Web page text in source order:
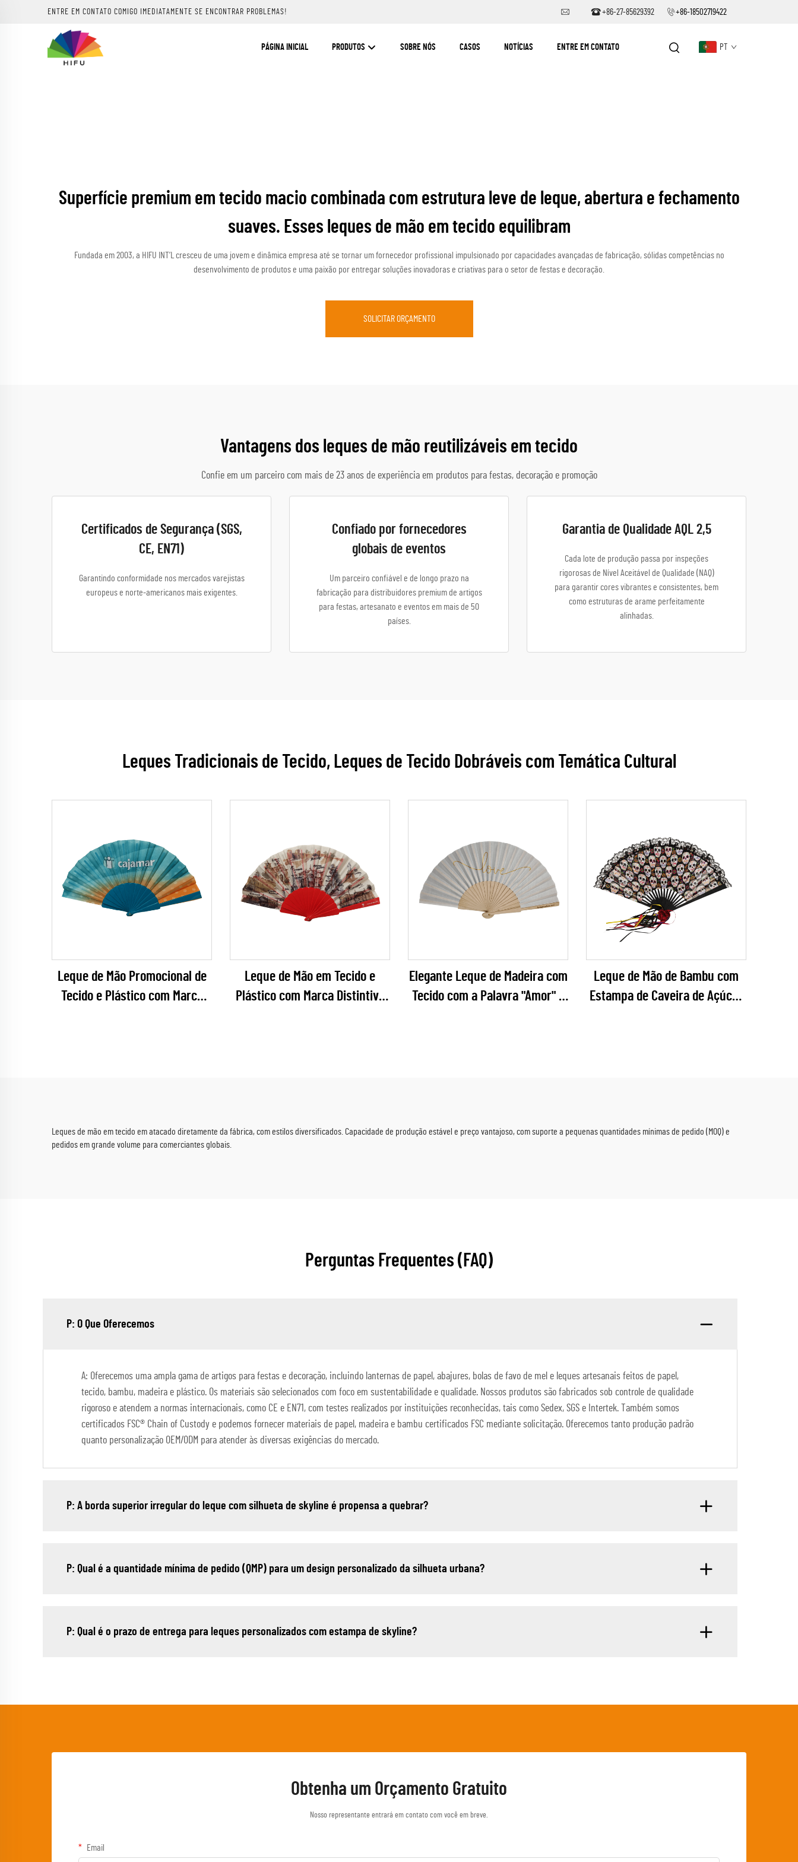
ENTRE EM CONTATO COMIGO IMEDIATAMENTE SE ENCONTRAR PROBLEMAS! +86-27-85629392 +86-18502719422
PÁGINA INICIAL PRODUTOS SOBRE NÓS CASOS NOTÍCIAS ENTRE EM CONTATO PT
Superfície premium em tecido macio combinada com estrutura leve de leque, abertura e fechamento
suaves. Esses leques de mão em tecido equilibram
Fundada em 2003, a HIFU INT’L cresceu de uma jovem e dinâmica empresa até se tornar um fornecedor profissional impulsionado por capacidades avançadas de fabricação, sólidas competências no
desenvolvimento de produtos e uma paixão por entregar soluções inovadoras e criativas para o setor de festas e decoração.
SOLICITAR ORÇAMENTO
Vantagens dos leques de mão reutilizáveis em tecido
Confie em um parceiro com mais de 23 anos de experiência em produtos para festas, decoração e promoção
Certificados de Segurança (SGS,
CE, EN71)
Garantindo conformidade nos mercados varejistas
europeus e norte-americanos mais exigentes.
Confiado por fornecedores
globais de eventos
Um parceiro confiável e de longo prazo na
fabricação para distribuidores premium de artigos
para festas, artesanato e eventos em mais de 50
países.
Garantia de Qualidade AQL 2,5
Cada lote de produção passa por inspeções
rigorosas de Nível Aceitável de Qualidade (NAQ)
para garantir cores vibrantes e consistentes, bem
como estruturas de arame perfeitamente
alinhadas.
Leques Tradicionais de Tecido, Leques de Tecido Dobráveis com Temática Cultural
Leque de Mão Promocional de
Tecido e Plástico com Marca
Leque de Mão em Tecido e
Plástico com Marca Distintiva
Elegante Leque de Madeira com
Tecido com a Palavra "Amor" –
Leque de Mão de Bambu com
Estampa de Caveira de Açúcar
Leques de mão em tecido em atacado diretamente da fábrica, com estilos diversificados. Capacidade de produção estável e preço vantajoso, com suporte a pequenas quantidades mínimas de pedido (MOQ) e
pedidos em grande volume para comerciantes globais.
Perguntas Frequentes (FAQ)
P: O Que Oferecemos
A: Oferecemos uma ampla gama de artigos para festas e decoração, incluindo lanternas de papel, abajures, bolas de favo de mel e leques artesanais feitos de papel,
tecido, bambu, madeira e plástico. Os materiais são selecionados com foco em sustentabilidade e qualidade. Nossos produtos são fabricados sob controle de qualidade
rigoroso e atendem a normas internacionais, como CE e EN71, com testes realizados por instituições reconhecidas, tais como Sedex, SGS e Intertek. Também somos
certificados FSC® Chain of Custody e podemos fornecer materiais de papel, madeira e bambu certificados FSC mediante solicitação. Oferecemos tanto produção padrão
quanto personalização OEM/ODM para atender às diversas exigências do mercado.
P: A borda superior irregular do leque com silhueta de skyline é propensa a quebrar?
P: Qual é a quantidade mínima de pedido (QMP) para um design personalizado da silhueta urbana?
P: Qual é o prazo de entrega para leques personalizados com estampa de skyline?
Obtenha um Orçamento Gratuito
Nosso representante entrará em contato com você em breve.
Email